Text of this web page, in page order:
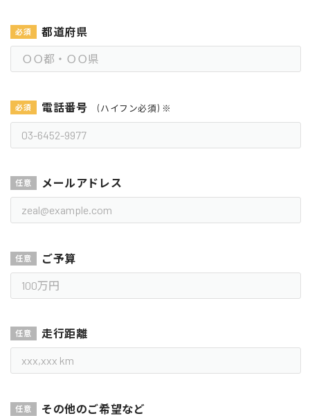
都道府県
電話番号 (ハイフン必須) ※
メールアドレス
ご予算
走行距離
その他のご希望など